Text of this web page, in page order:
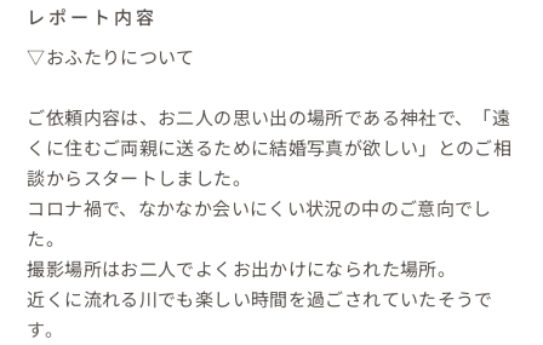
レポート内容
▽おふたりについて
ご依頼内容は、お二人の思い出の場所である神社で、「遠
くに住むご両親に送るために結婚写真が欲しい」とのご相
談からスタートしました。
コロナ禍で、なかなか会いにくい状況の中のご意向でし
た。
撮影場所はお二人でよくお出かけになられた場所。
近くに流れる川でも楽しい時間を過ごされていたそうで
す。